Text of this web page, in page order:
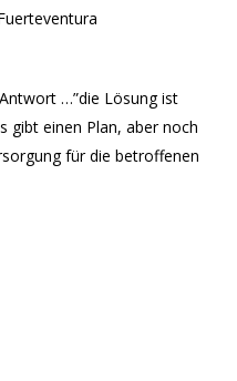
…”die Lösung ist
gibt einen Plan, aber noch
für die betroffenen